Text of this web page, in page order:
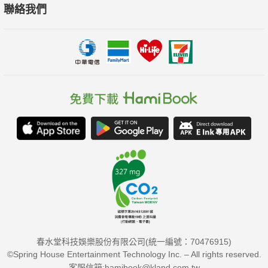
聯絡我們
春水堂科技娛樂股份有限公司(統一編號：70476915)
©Spring House Entertainment Technology Inc. – All rights reserved.